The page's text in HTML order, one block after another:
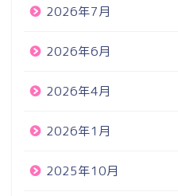
2026年7月
2026年6月
2026年4月
2026年1月
2025年10月